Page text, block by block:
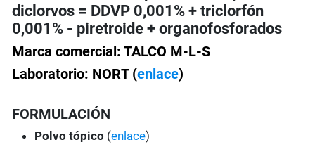
diclorvos = DDVP 0,001% + triclorfón
0,001% - piretroide + organofosforados
Marca comercial: TALCO M-L-S
Laboratorio: NORT (enlace)
FORMULACIÓN
Polvo tópico (enlace)